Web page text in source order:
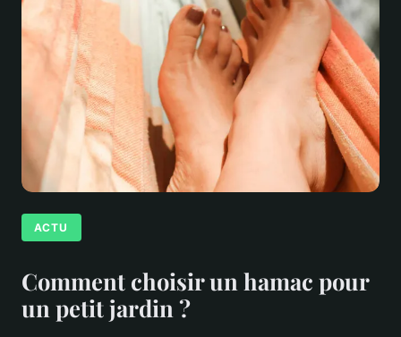
ACTU
Comment choisir un hamac pour
un petit jardin ?